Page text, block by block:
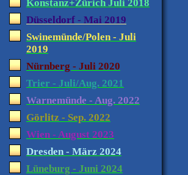
Konstanz+Zürich Juli 2018
Düsseldorf - Mai 2019
Swinemünde/Polen - Juli
2019
Nürnberg - Juli 2020
Trier - Juli/Aug. 2021
Warnemünde - Aug. 2022
Görlitz - Sep. 2022
Wien - August 2023
Dresden - März 2024
Lüneburg - Juni 2024